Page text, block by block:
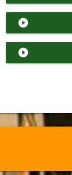
play_circle_filled
play_circle_filled